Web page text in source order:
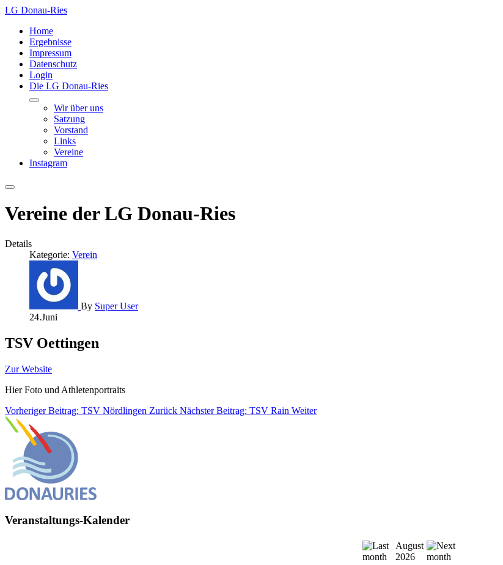
LG Donau-Ries
Home
Ergebnisse
Impressum
Datenschutz
Login
Die LG Donau-Ries
Wir über uns
Satzung
Vorstand
Links
Vereine
Instagram
Vereine der LG Donau-Ries
Details
Kategorie: Verein
By Super User
24.Juni
TSV Oettingen
Zur Website
Hier Foto und Athletenportraits
Vorheriger Beitrag: TSV Nördlingen Zurück Nächster Beitrag: TSV Rain Weiter
Veranstaltungs-Kalender
August
2026